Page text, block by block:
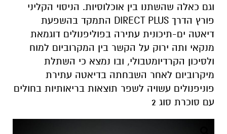
וגם כאלה שהשתנו בין אוכלוסיות. הניסוי הקליני
פורץ הדרך DIRECT PLUS התמקד בהשפעת
דיאטה ים-תיכונית עתירה בפוליפנולים דוגמאת
מנקאי ותה ירוק על הקשר בין המקרוביום למוח
ולסיכון הקרדיומטבולי, ובו נמצא כי השתלת
מיקרוביום לאחר השבחתה בדיאטה עתירת
פוניפנולים עשויה לשפר תוצאות בריאותיות בחולים
עם סוכרת סוג 2